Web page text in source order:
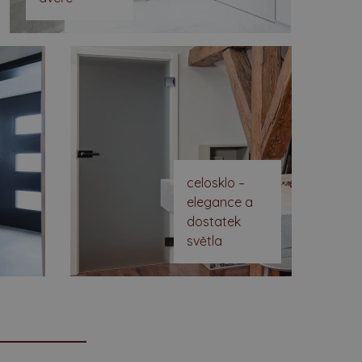
celosklo –
elegance a
dostatek
světla